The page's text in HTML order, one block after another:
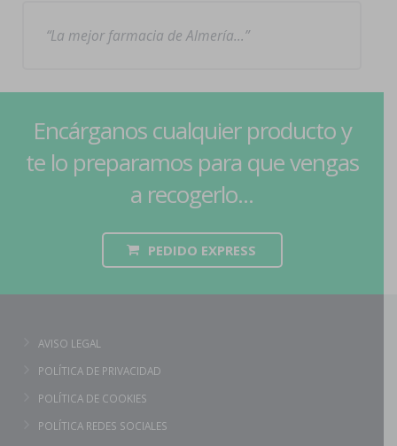
La mejor farmacia de Almería…
Encárganos cualquier producto y
te lo preparamos para que vengas
a recogerlo...
PEDIDO EXPRESS
AVISO LEGAL
POLÍTICA DE PRIVACIDAD
POLÍTICA DE COOKIES
POLÍTICA REDES SOCIALES